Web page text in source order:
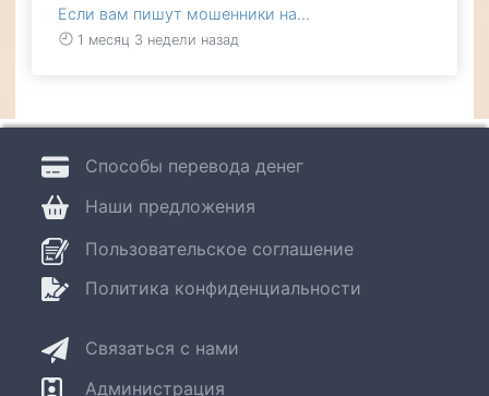
Если вам пишут мошенники на…
1 месяц 3 недели назад
Связаться с нами
Администрация
Пользовательское соглашение
Политика конфиденциальности
Способы перевода денег
Наши предложения